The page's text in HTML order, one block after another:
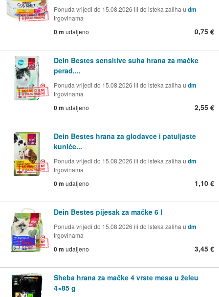
Ponuda vrijedi do 15.08.2026 ili do isteka zaliha u dm
trgovinama
0 m udaljeno 0,75 €
Dein Bestes sensitive suha hrana za mačke
perad,...
Ponuda vrijedi do 15.08.2026 ili do isteka zaliha u dm
trgovinama
0 m udaljeno 2,55 €
Dein Bestes hrana za glodavce i patuljaste
kuniće...
Ponuda vrijedi do 15.08.2026 ili do isteka zaliha u dm
trgovinama
0 m udaljeno 1,10 €
Dein Bestes pijesak za mačke 6 l
Ponuda vrijedi do 15.08.2026 ili do isteka zaliha u dm
trgovinama
0 m udaljeno 3,45 €
Sheba hrana za mačke 4 vrste mesa u želeu
4×85 g